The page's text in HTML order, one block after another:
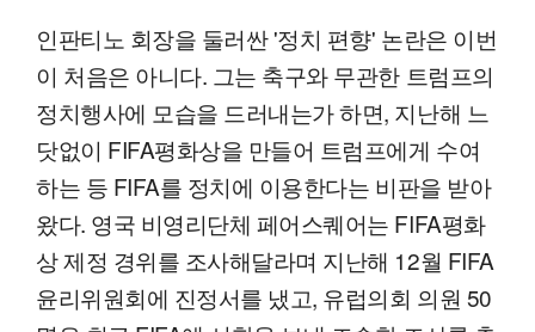
인판티노 회장을 둘러싼 '정치 편향' 논란은 이번
이 처음은 아니다. 그는 축구와 무관한 트럼프의
정치행사에 모습을 드러내는가 하면, 지난해 느
닷없이 FIFA평화상을 만들어 트럼프에게 수여
하는 등 FIFA를 정치에 이용한다는 비판을 받아
왔다. 영국 비영리단체 페어스퀘어는 FIFA평화
상 제정 경위를 조사해달라며 지난해 12월 FIFA
윤리위원회에 진정서를 냈고, 유럽의회 의원 50